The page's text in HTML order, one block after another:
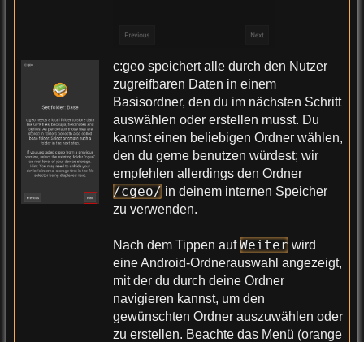
c:geo speichert alle durch den Nutzer
zugreifbaren Daten in einem
Basisordner, den du im nächsten Schritt
auswählen oder erstellen musst. Du
kannst einen beliebigen Ordner wählen,
den du gerne benutzen würdest; wir
empfehlen allerdings den Ordner
/cgeo/ in deinem internen Speicher
zu verwenden.
Nach dem Tippen aufWeiter wird
eine Android-Ordnerauswahl angezeigt,
mit der du durch deine Ordner
navigieren kannst, um den
gewünschten Ordner auszuwählen oder
zu erstellen. Beachte das Menü (orange